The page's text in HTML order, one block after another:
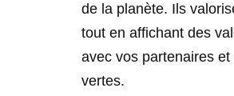
de la planète. Ils
tout en affichant des
avec vos partenaires
vertes.